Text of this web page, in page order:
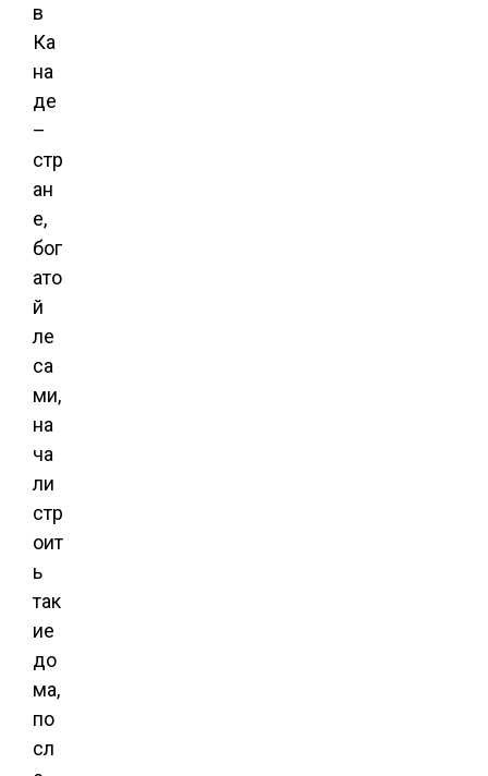
в
Ка
на
де
–
стр
ан
е,
бог
ато
й
ле
са
ми,
на
ча
ли
стр
оит
ь
так
ие
до
ма,
по
сл